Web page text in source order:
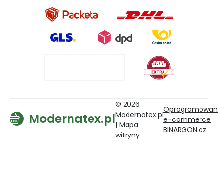
Modernatex.pl
© 2026
Modernatex.pl
| Mapa
witryny
e-commerce
BINARGON.cz